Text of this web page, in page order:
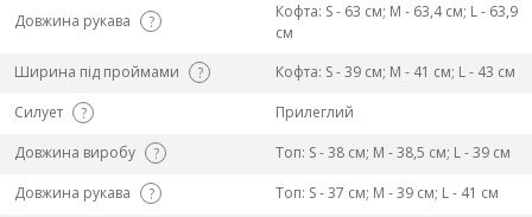
Довжина рукава ?
Кофта: S - 63 см; M - 63,4 см; L - 63,9
см
Ширина під проймами
?
Кофта: S - 39 см; M - 41 см; L - 43 см
Силует
?
Прилеглий
Довжина виробу
?
Топ: S - 38 см; M - 38,5 см; L - 39 см
Довжина рукава
?
Топ: S - 37 см; M - 39 см; L - 41 см